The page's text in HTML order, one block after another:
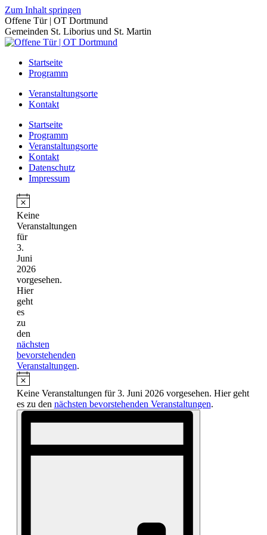
Zum Inhalt springen
Offene Tür | OT Dortmund
Gemeinden St. Liborius und St. Martin
Startseite
Programm
Veranstaltungsorte
Kontakt
Startseite
Programm
Veranstaltungsorte
Kontakt
Datenschutz
Impressum
Keine
Veranstaltungen
für
3.
Juni
2026
vorgesehen.
Hier
geht
es
zu
den
nächsten
bevorstehenden
Veranstaltungen.
Keine Veranstaltungen für 3. Juni 2026 vorgesehen. Hier geht
es zu den nächsten bevorstehenden Veranstaltungen.
Ansichten-
Veranstaltung
Navigation